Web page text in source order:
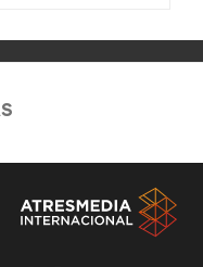
El
la Suerte Tu cara